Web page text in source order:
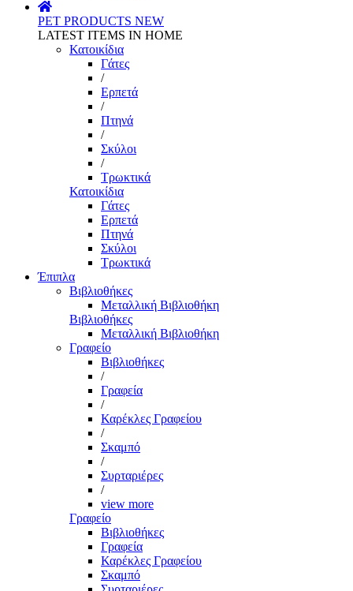
PET PRODUCTS NEW
LATEST ITEMS IN HOME
Κατοικίδια
Γάτες
/
Ερπετά
/
Πτηνά
/
Σκύλοι
/
Τρωκτικά
Κατοικίδια
Γάτες
Ερπετά
Πτηνά
Σκύλοι
Τρωκτικά
Έπιπλα
Βιβλιοθήκες
Μεταλλική Βιβλιοθήκη
Βιβλιοθήκες
Μεταλλική Βιβλιοθήκη
Γραφείο
Βιβλιοθήκες
/
Γραφεία
/
Καρέκλες Γραφείου
/
Σκαμπό
/
Συρταριέρες
/
view more
Γραφείο
Βιβλιοθήκες
Γραφεία
Καρέκλες Γραφείου
Σκαμπό